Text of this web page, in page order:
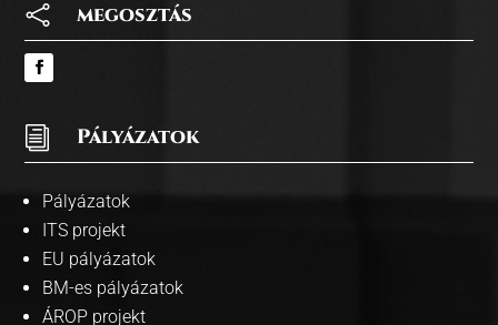
 megosztás
i Pályázatok
Pályázatok
ITS projekt
EU pályázatok
BM-es pályázatok
ÁROP projekt